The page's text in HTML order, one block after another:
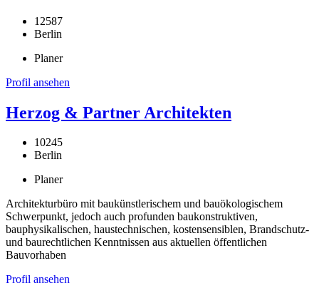
12587
Berlin
Planer
Profil ansehen
Herzog & Partner Architekten
10245
Berlin
Planer
Architekturbüro mit baukünstlerischem und bauökologischem
Schwerpunkt, jedoch auch profunden baukonstruktiven,
bauphysikalischen, haustechnischen, kostensensiblen, Brandschutz-
und baurechtlichen Kenntnissen aus aktuellen öffentlichen
Bauvorhaben
Profil ansehen